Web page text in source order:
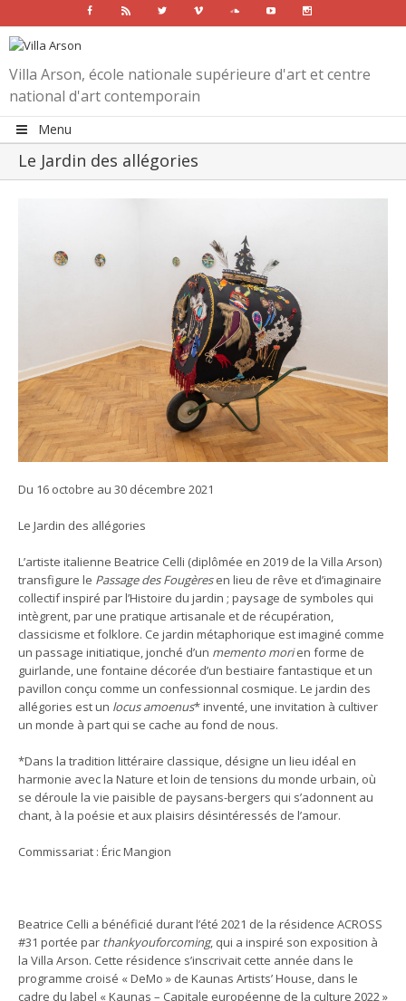
Facebook Rss Twitter Vimeo SoundcloudYoutube
Villa Arson, école nationale supérieure d'art et centre
national d'art contemporain
Menu
Le Jardin des allégories
Du 16 octobre au 30 décembre 2021
Le Jardin des allégories
L’artiste italienne Beatrice Celli (diplômée en 2019 de la Villa Arson)
transfigure le Passage des Fougèresen lieu de rêve et d’imaginaire
collectif inspiré par l’Histoire du jardin ; paysage de symboles qui
intègrent, par une pratique artisanale et de récupération,
classicisme et folklore. Ce jardin métaphorique est imaginé comme
un passage initiatique, jonché d’un memento morien forme de
guirlande, une fontaine décorée d’un bestiaire fantastique et un
pavillon conçu comme un confessionnal cosmique. Le jardin des
allégories est un locus amoenus* inventé, une invitation à cultiver
un monde à part qui se cache au fond de nous.
*Dans la tradition littéraire classique, désigne un lieu idéal en
harmonie avec la Nature et loin de tensions du monde urbain, où
se déroule la vie paisible de paysans-bergers qui s’adonnent au
chant, à la poésie et aux plaisirs désintéressés de l’amour.
Commissariat : Éric Mangion
Beatrice Celli a bénéficié durant l’été 2021 de la résidence ACROSS
#31 portée par thankyouforcoming, qui a inspiré son exposition à
la Villa Arson. Cette résidence s’inscrivait cette année dans le
programme croisé « DeMo » de Kaunas Artists’ House, dans le
cadre du label « Kaunas – Capitale européenne de la culture 2022 »